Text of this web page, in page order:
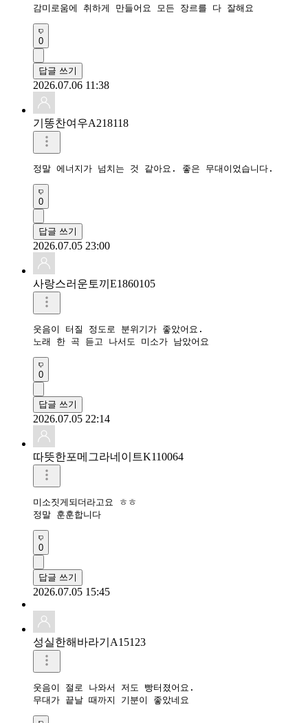
감미로움에 취하게 만들어요 모든 장르를 다 잘해요
0
답글 쓰기
2026.07.06 11:38
기똥찬여우A218118
정말 에너지가 넘치는 것 같아요. 좋은 무대이었습니다.
0
답글 쓰기
2026.07.05 23:00
사랑스러운토끼E1860105
웃음이 터질 정도로 분위기가 좋았어요.
노래 한 곡 듣고 나서도 미소가 남았어요
0
답글 쓰기
2026.07.05 22:14
따뜻한포메그라네이트K110064
미소짓게되더라고요 ㅎㅎ
정말 훈훈합니다
0
답글 쓰기
2026.07.05 15:45
성실한해바라기A15123
웃음이 절로 나와서 저도 빵터졌어요.
무대가 끝날 때까지 기분이 좋았네요